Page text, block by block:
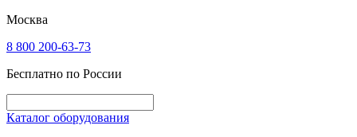
Москва
8 800 200-63-73
Бесплатно по России
Каталог оборудования